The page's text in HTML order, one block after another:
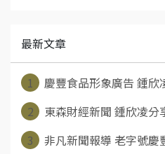
最新文章
1
慶豐食品形象廣告 鍾
2
東森財經新聞 鍾欣凌
3
非凡新聞報導 老字號